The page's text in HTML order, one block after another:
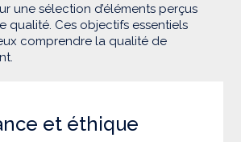
une sélection d’éléments perçus
qualité. Ces objectifs essentiels
comprendre la qualité de
et éthique